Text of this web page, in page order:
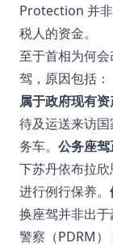
Protection 并
税人的资金。
至于首相为何
驾，原因包括：
属于政府现有资
待及运送来访
务车。 公务座驾
下苏丹依布拉
进行例行保养。
换座驾并非出
警察（PDRM